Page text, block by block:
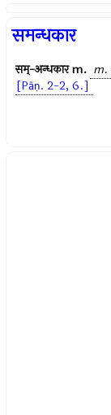
समन्धकार
सम्-अन्धकारm. m.
[Pāṇ. 2-2, 6.]